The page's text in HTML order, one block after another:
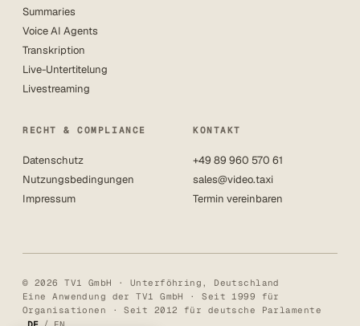
Summaries
Voice AI Agents
Transkription
Live-Untertitelung
Livestreaming
RECHT & COMPLIANCE
Datenschutz
Nutzungsbedingungen
Impressum
KONTAKT
+49 89 960 570 61
sales@video.taxi
Termin vereinbaren
© 2026 TV1 GmbH · Unterföhring, Deutschland
Eine Anwendung der TV1 GmbH · Seit 1999 für
Organisationen · Seit 2012 für deutsche Parlamente
/